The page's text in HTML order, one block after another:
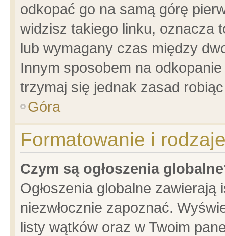
odkopać go na samą górę
widzisz takiego linku, oznacza
lub wymagany czas między
Innym sposobem na
trzymaj się jednak zasad
Góra
Formatowanie i
Czym są ogłoszenia
Ogłoszenia globalne
niezwłocznie zapoznać.
listy wątków oraz w Twoim